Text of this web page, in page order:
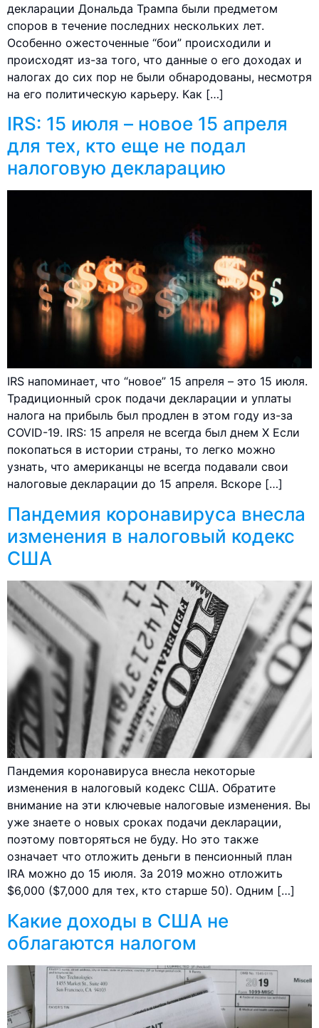
декларации Дональда Трампа были предметом
споров в течение последних нескольких лет.
Особенно ожесточенные “бои” происходили и
происходят из-за того, что данные о его доходах и
налогах до сих пор не были обнародованы, несмотря
на его политическую карьеру. Как […]
IRS: 15 июля – новое 15 апреля
для тех, кто еще не подал
налоговую декларацию
IRS напоминает, что “новое” 15 апреля – это 15 июля.
Традиционный срок подачи декларации и уплаты
налога на прибыль был продлен в этом году из-за
COVID-19. IRS: 15 апреля не всегда был днем Х Если
покопаться в истории страны, то легко можно
узнать, что американцы не всегда подавали свои
налоговые декларации до 15 апреля. Вскоре […]
Пандемия коронавируса внесла
изменения в налоговый кодекс
США
Пандемия коронавируса внесла некоторые
изменения в налоговый кодекс США. Обратите
внимание на эти ключевые налоговые изменения. Вы
уже знаете о новых сроках подачи декларации,
поэтому повторяться не буду. Но это также
означает что отложить деньги в пенсионный план
IRA можно до 15 июля. За 2019 можно отложить
$6,000 ($7,000 для тех, кто старше 50). Одним […]
Какие доходы в США не
облагаются налогом